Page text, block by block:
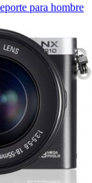
para hombre